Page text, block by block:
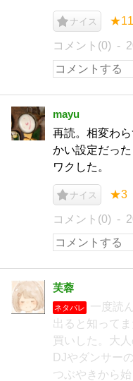
ナイス ★11
コメント(0)
mayu
再読。相変わ
かい設定だっ
ワクした。
ナイス ★3
コメント(0)
芙蓉
ネタバレ
一度読
出ると知って
買いした。大
DJやダンサー
つぶやきから